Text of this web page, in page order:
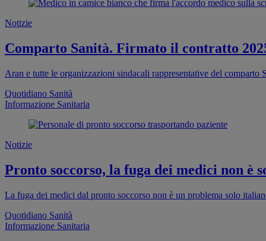
Notizie
Comparto Sanità. Firmato il contratto
Aran e tutte le organizzazioni sindacali rappresentative del
Quotidiano Sanità
Informazione Sanitaria
Notizie
Pronto soccorso, la fuga dei medici non è
La fuga dei medici dal pronto soccorso non è un problema solo
Quotidiano Sanità
Informazione Sanitaria